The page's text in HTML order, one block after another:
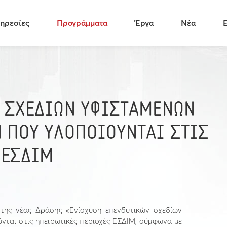
Προγράμματα Έργα Νέα
ΥΦΙΣΤΑΜΕΝΩΝ
ΥΛΟΠΟΙΟΥΝΤΑΙ ΣΤΙΣ
νέας Δράσης «Ενίσχυση επενδυτικών σχεδίων
στις ηπειρωτικές περιοχές ΕΣΔΙΜ, σύμφωνα με